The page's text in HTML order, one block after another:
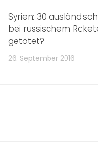
Syrien: 30
bei russischem
getötet?
26. September 2016